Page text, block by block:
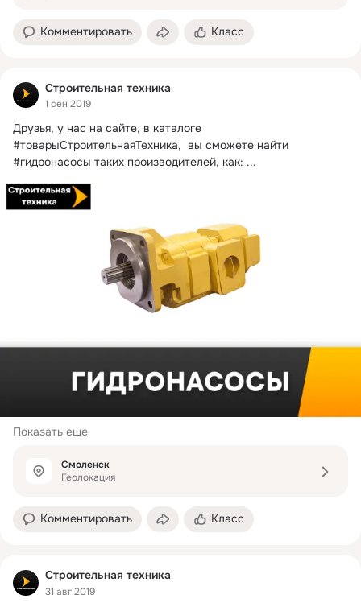
Комментировать Класс
Строительная техника
1 сен 2019
Друзья, у нас на сайте, в каталоге
#товарыСтроительнаяТехника,  вы сможете найти
#гидронасосы таких производителей, как: ...
Показать еще
Смоленск
Геолокация
Комментировать Класс
Строительная техника
31 авг 2019